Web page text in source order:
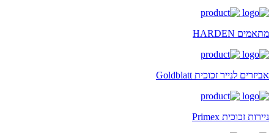
מתאמים HARDEN
אביזרים לנייר זכוכית Goldblatt
ניירות זכוכית Primex